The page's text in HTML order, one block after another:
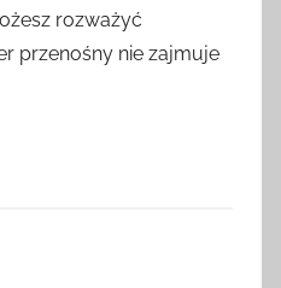
rozważyć
przenośny nie zajmuje